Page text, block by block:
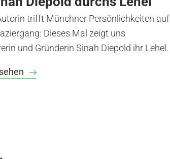
trifft Münchner Persönlichkeiten auf
Dieses Mal zeigt uns
und Gründerin Sinah Diepold ihr Lehel.